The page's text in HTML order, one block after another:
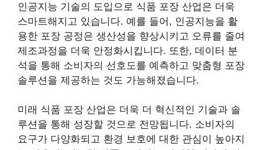
인공지능 기술의 도입으로 식품 포장 산업은 더욱
스마트해지고 있습니다. 예를 들어, 인공지능을 활
용한 포장 공정은 생산성을 향상시키고 오류를 줄여
제조과정을 더욱 안정화시킵니다. 또한, 데이터 분
석을 통해 소비자의 선호도를 예측하고 맞춤형 포장
솔루션을 제공하는 것도 가능해졌습니다.
미래 식품 포장 산업은 더욱 더 혁신적인 기술과 솔
루션을 통해 성장할 것으로 전망됩니다. 소비자의
요구가 다양화되고 환경 보호에 대한 관심이 높아지